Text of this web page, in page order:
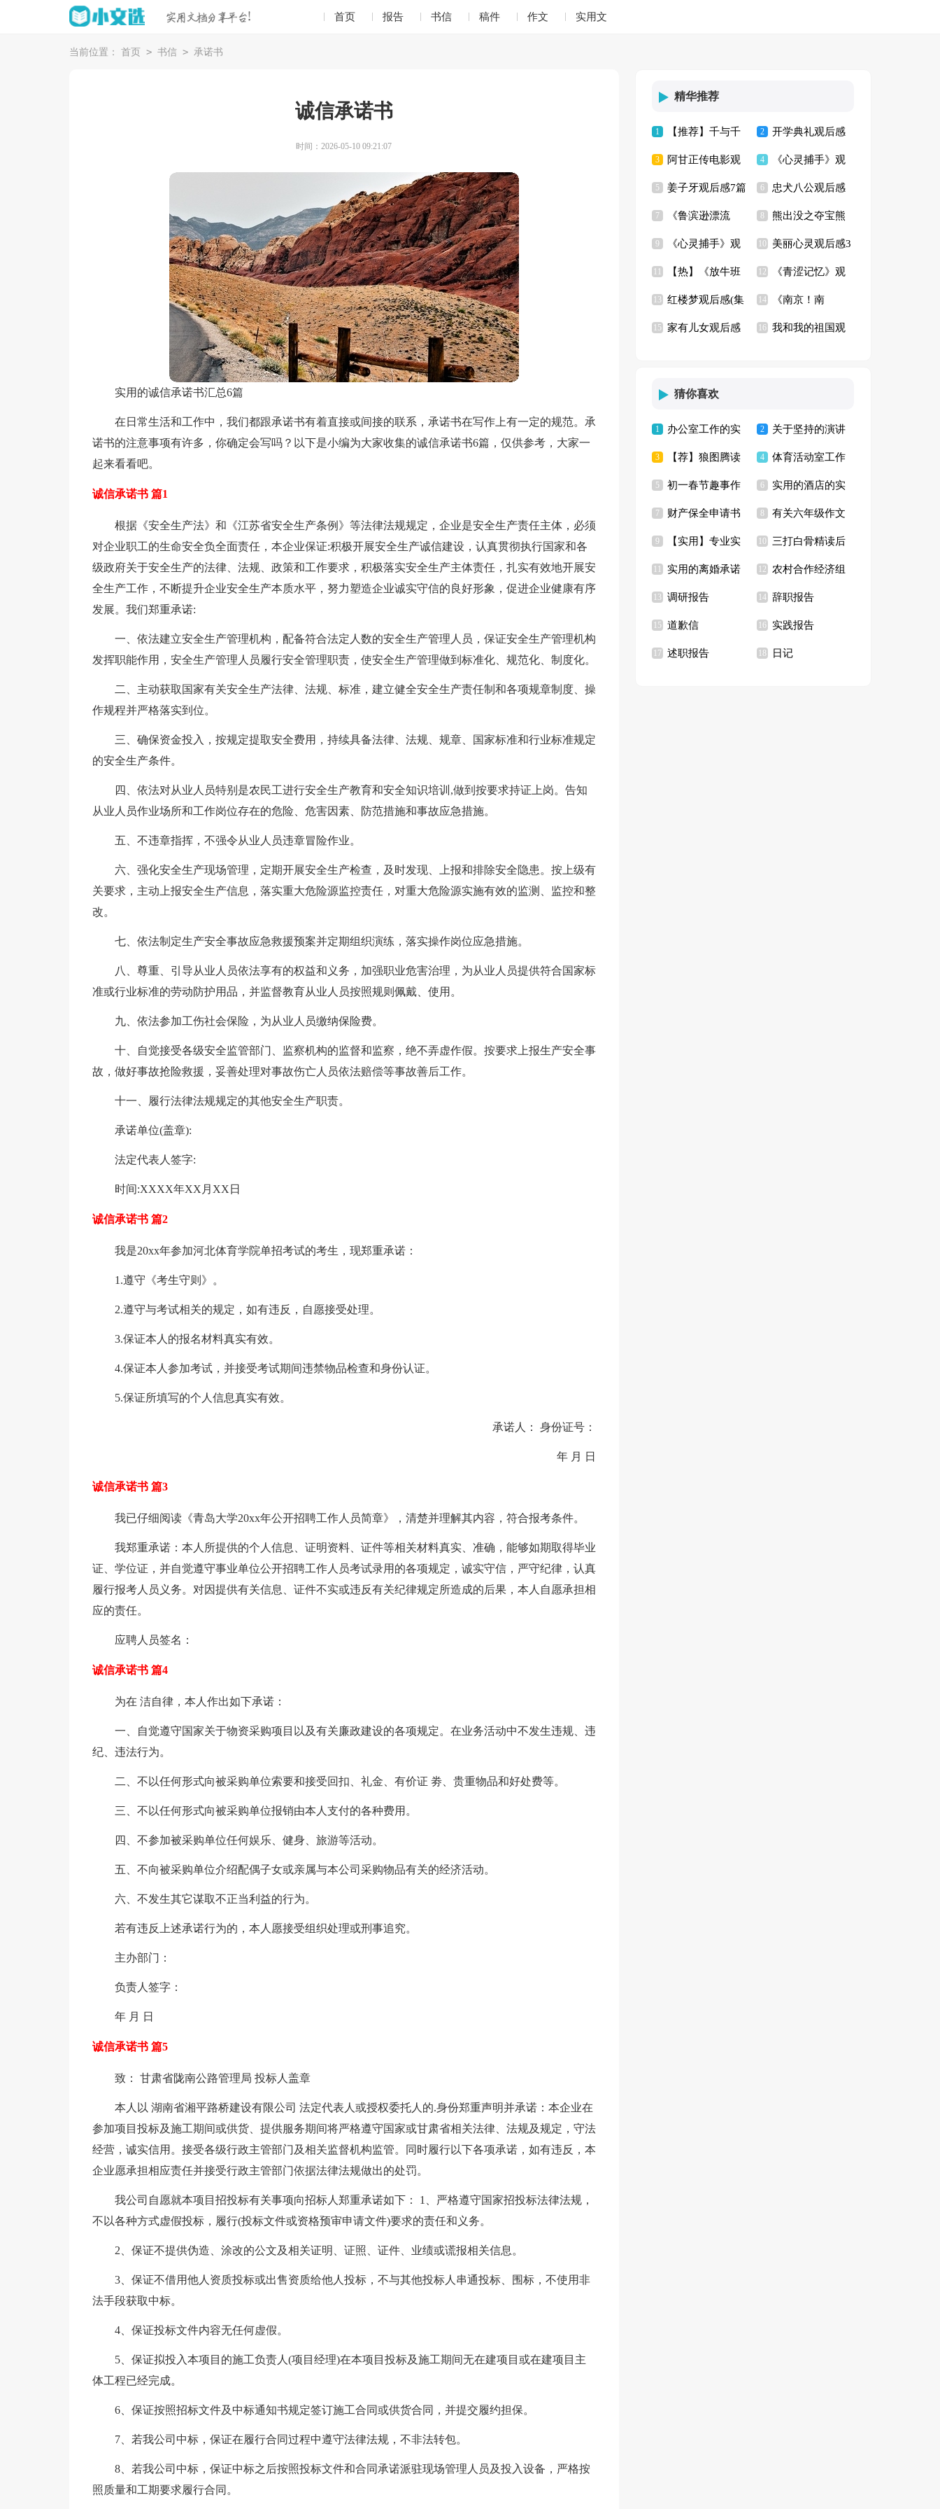
首页 报告 书信 稿件 作文 实用文
当前位置： 首页 > 书信 > 承诺书
诚信承诺书
时间：2026-05-10 09:21:07
实用的诚信承诺书汇总6篇
在日常生活和工作中，我们都跟承诺书有着直接或间接的联系，承诺书在写作上有一定的规范。承
诺书的注意事项有许多，你确定会写吗？以下是小编为大家收集的诚信承诺书6篇，仅供参考，大家一
起来看看吧。
诚信承诺书 篇1
根据《安全生产法》和《江苏省安全生产条例》等法律法规规定，企业是安全生产责任主体，必须
对企业职工的生命安全负全面责任，本企业保证:积极开展安全生产诚信建设，认真贯彻执行国家和各
级政府关于安全生产的法律、法规、政策和工作要求，积极落实安全生产主体责任，扎实有效地开展安
全生产工作，不断提升企业安全生产本质水平，努力塑造企业诚实守信的良好形象，促进企业健康有序
发展。我们郑重承诺:
一、依法建立安全生产管理机构，配备符合法定人数的安全生产管理人员，保证安全生产管理机构
发挥职能作用，安全生产管理人员履行安全管理职责，使安全生产管理做到标准化、规范化、制度化。
二、主动获取国家有关安全生产法律、法规、标准，建立健全安全生产责任制和各项规章制度、操
作规程并严格落实到位。
三、确保资金投入，按规定提取安全费用，持续具备法律、法规、规章、国家标准和行业标准规定
的安全生产条件。
四、依法对从业人员特别是农民工进行安全生产教育和安全知识培训,做到按要求持证上岗。告知
从业人员作业场所和工作岗位存在的危险、危害因素、防范措施和事故应急措施。
五、不违章指挥，不强令从业人员违章冒险作业。
六、强化安全生产现场管理，定期开展安全生产检查，及时发现、上报和排除安全隐患。按上级有
关要求，主动上报安全生产信息，落实重大危险源监控责任，对重大危险源实施有效的监测、监控和整
改。
七、依法制定生产安全事故应急救援预案并定期组织演练，落实操作岗位应急措施。
八、尊重、引导从业人员依法享有的权益和义务，加强职业危害治理，为从业人员提供符合国家标
准或行业标准的劳动防护用品，并监督教育从业人员按照规则佩戴、使用。
九、依法参加工伤社会保险，为从业人员缴纳保险费。
十、自觉接受各级安全监管部门、监察机构的监督和监察，绝不弄虚作假。按要求上报生产安全事
故，做好事故抢险救援，妥善处理对事故伤亡人员依法赔偿等事故善后工作。
十一、履行法律法规规定的其他安全生产职责。
承诺单位(盖章):
法定代表人签字:
时间:XXXX年XX月XX日
诚信承诺书 篇2
我是20xx年参加河北体育学院单招考试的考生，现郑重承诺：
1.遵守《考生守则》。
2.遵守与考试相关的规定，如有违反，自愿接受处理。
3.保证本人的报名材料真实有效。
4.保证本人参加考试，并接受考试期间违禁物品检查和身份认证。
5.保证所填写的个人信息真实有效。
承诺人： 身份证号：
年 月 日
诚信承诺书 篇3
我已仔细阅读《青岛大学20xx年公开招聘工作人员简章》，清楚并理解其内容，符合报考条件。
我郑重承诺：本人所提供的个人信息、证明资料、证件等相关材料真实、准确，能够如期取得毕业
证、学位证，并自觉遵守事业单位公开招聘工作人员考试录用的各项规定，诚实守信，严守纪律，认真
履行报考人员义务。对因提供有关信息、证件不实或违反有关纪律规定所造成的后果，本人自愿承担相
应的责任。
应聘人员签名：
诚信承诺书 篇4
为在 洁自律，本人作出如下承诺：
一、自觉遵守国家关于物资采购项目以及有关廉政建设的各项规定。在业务活动中不发生违规、违
纪、违法行为。
二、不以任何形式向被采购单位索要和接受回扣、礼金、有价证 劵、贵重物品和好处费等。
三、不以任何形式向被采购单位报销由本人支付的各种费用。
四、不参加被采购单位任何娱乐、健身、旅游等活动。
五、不向被采购单位介绍配偶子女或亲属与本公司采购物品有关的经济活动。
六、不发生其它谋取不正当利益的行为。
若有违反上述承诺行为的，本人愿接受组织处理或刑事追究。
主办部门：
负责人签字：
年 月 日
诚信承诺书 篇5
致： 甘肃省陇南公路管理局 投标人盖章
本人以 湖南省湘平路桥建设有限公司 法定代表人或授权委托人的.身份郑重声明并承诺：本企业在
参加项目投标及施工期间或供货、提供服务期间将严格遵守国家或甘肃省相关法律、法规及规定，守法
经营，诚实信用。接受各级行政主管部门及相关监督机构监管。同时履行以下各项承诺，如有违反，本
企业愿承担相应责任并接受行政主管部门依据法律法规做出的处罚。
我公司自愿就本项目招投标有关事项向招标人郑重承诺如下： 1、严格遵守国家招投标法律法规，
不以各种方式虚假投标，履行(投标文件或资格预审申请文件)要求的责任和义务。
2、保证不提供伪造、涂改的公文及相关证明、证照、证件、业绩或谎报相关信息。
3、保证不借用他人资质投标或出售资质给他人投标，不与其他投标人串通投标、围标，不使用非
法手段获取中标。
4、保证投标文件内容无任何虚假。
5、保证拟投入本项目的施工负责人(项目经理)在本项目投标及施工期间无在建项目或在建项目主
体工程已经完成。
6、保证按照招标文件及中标通知书规定签订施工合同或供货合同，并提交履约担保。
7、若我公司中标，保证在履行合同过程中遵守法律法规，不非法转包。
8、若我公司中标，保证中标之后按照投标文件和合同承诺派驻现场管理人员及投入设备，严格按
照质量和工期要求履行合同。
精华推荐
1 【推荐】千与千
寻观后感
2 开学典礼观后感
(15篇)
3 阿甘正传电影观
后感(15篇)
4 《心灵捕手》观
后感14篇
5 姜子牙观后感7篇 6 忠犬八公观后感
【荐】
7 《鲁滨逊漂流
记》观后感8篇
8 熊出没之夺宝熊
兵观后感10篇
9 《心灵捕手》观
后感(14篇)
10 美丽心灵观后感3
篇
【热】《放牛班
的春天》观后感
12 《青涩记忆》观
后感
13 红楼梦观后感(集
锦13篇)
14 《南京！南
京！》观后感
15 家有儿女观后感 16 我和我的祖国观
猜你喜欢
1 办公室工作的实
习报告4篇
2 关于坚持的演讲
稿15篇
3 【荐】狼图腾读
书心得
4 体育活动室工作
计划
5 初一春节趣事作
文集合七篇
6 实用的酒店的实
习报告六篇
7 财产保全申请书
集合15篇
8 有关六年级作文
快乐的春节作文汇编
七篇
9 【实用】专业实
习报告汇编七篇
10 三打白骨精读后
感
实用的离婚承诺
书3篇
12 农村合作经济组
织调研报告
13 调研报告 14 辞职报告
15 道歉信 16 实践报告
17 述职报告 18 日记